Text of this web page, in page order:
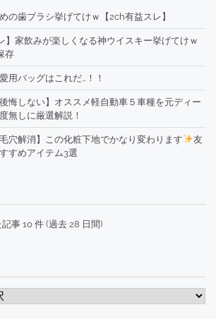
の歯ブラシ挙げてけｗ【2ch有益スレ】
】家飲みが楽しくなる神ウイスキー挙げてけｗ
存
用バッグはこれだ…！！
後悔しない】オススメ軽自動車５車種を元ディー
無しに厳選解説！
毛穴解消】この化粧下地でかなり変わります
友
すめアイテム3選
事 10 件 (過去 28 日間)